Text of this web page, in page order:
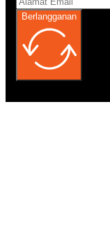
Berlangganan